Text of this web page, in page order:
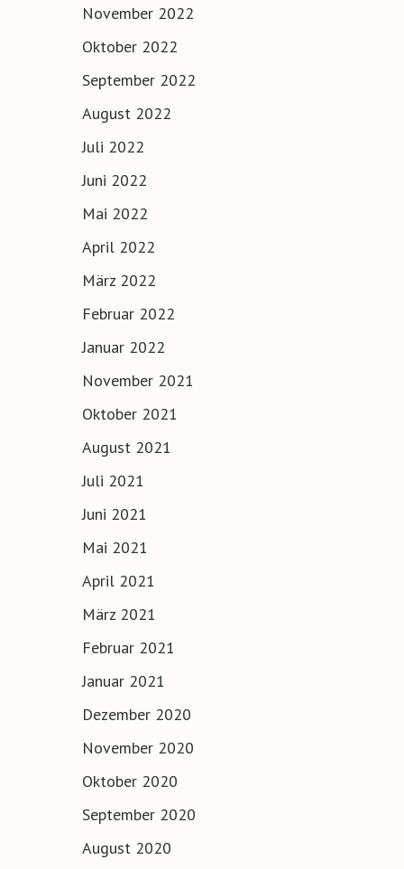
November 2022
Oktober 2022
September 2022
August 2022
Juli 2022
Juni 2022
Mai 2022
April 2022
März 2022
Februar 2022
Januar 2022
November 2021
Oktober 2021
August 2021
Juli 2021
Juni 2021
Mai 2021
April 2021
März 2021
Februar 2021
Januar 2021
Dezember 2020
November 2020
Oktober 2020
September 2020
August 2020